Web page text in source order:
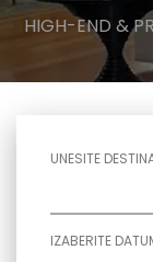
HIGH-END &
UNESITE
IZABERITE